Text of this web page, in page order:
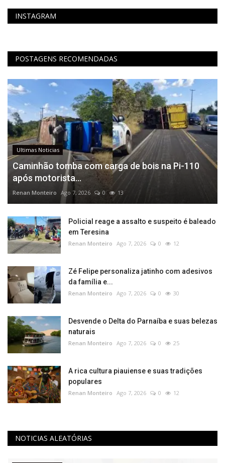
INSTAGRAM
POSTAGENS RECOMENDADAS
Ultimas Noticias
Caminhão tomba com carga de bois na Pi-110
após motorista...
Renan Monteiro Ago 7, 2026 0 13
Policial reage a assalto e suspeito é baleado
em Teresina​‌​
Renan Monteiro Ago 7, 2026 0 12
Zé Felipe personaliza jatinho com adesivos
da família e...
Renan Monteiro Ago 7, 2026 0 30
Desvende o Delta do Parnaíba e suas belezas
naturais
Renan Monteiro Ago 7, 2026 0 25
A rica cultura piauiense e suas tradições
populares
Renan Monteiro Ago 7, 2026 0 12
NOTICIAS ALEATÓRIAS